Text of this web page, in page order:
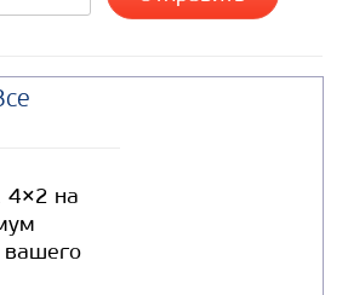
на
вашего